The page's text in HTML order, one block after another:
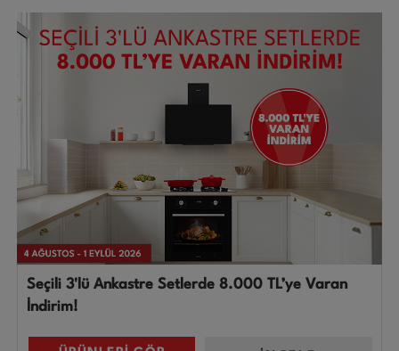
Seçili 3'lü Ankastre Setlerde 8.000 TL’ye Varan
İndirim!